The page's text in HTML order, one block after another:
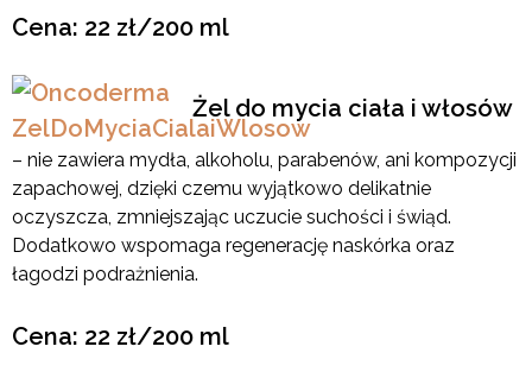
Cena: 22 zł/200 ml
Żel do mycia ciała i włosów
– nie zawiera mydła, alkoholu, parabenów, ani kompozycji
zapachowej, dzięki czemu wyjątkowo delikatnie
oczyszcza, zmniejszając uczucie suchości i świąd.
Dodatkowo wspomaga regenerację naskórka oraz
łagodzi podrażnienia.
Cena: 22 zł/200 ml